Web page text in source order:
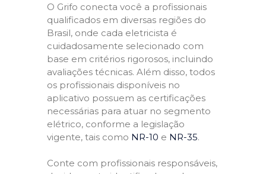
O Grifo conecta você a profissionais
qualificados em diversas regiões do
Brasil, onde cada eletricista é
cuidadosamente selecionado com
base em critérios rigorosos, incluindo
avaliações técnicas. Além disso, todos
os profissionais disponíveis no
aplicativo possuem as certificações
necessárias para atuar no segmento
elétrico, conforme a legislação
vigente, tais como NR-10 e NR-35.
Conte com profissionais responsáveis,